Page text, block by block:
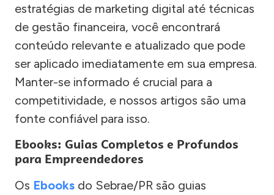
estratégias de marketing digital até técnicas
de gestão financeira, você encontrará
conteúdo relevante e atualizado que pode
ser aplicado imediatamente em sua empresa.
Manter-se informado é crucial para a
competitividade, e nossos artigos são uma
fonte confiável para isso.
Ebooks: Guias Completos e Profundos
para Empreendedores
Os Ebooks do Sebrae/PR são guias